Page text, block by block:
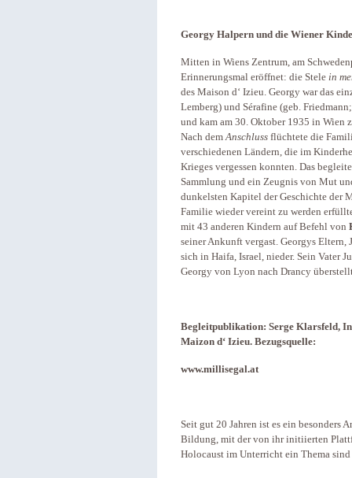
Georgy Halpern und die Wiener
Mitten in Wiens Zentrum, am
Erinnerungsmal eröffnet: die Stele in
des Maison d‘ Izieu. Georgy war das
Lemberg) und Sérafine (geb.
und kam am 30. Oktober 1935 in Wien
Nach demAnschluss flüchtete die
verschiedenen Ländern, die im
Krieges vergessen konnten. Das
Sammlung und ein Zeugnis von Mut
dunkelsten Kapitel der Geschichte der
Familie wieder vereint zu werden
mit 43 anderen Kindern auf Befehl von
seiner Ankunft vergast. Georgys
sich in Haifa, Israel, nieder. Sein Vater
Georgy von Lyon nach Drancy
Begleitpublikation: Serge Klarsfeld,
Maizon d‘ Izieu. Bezugsquelle:
www.millisegal.at
Seit gut 20 Jahren ist es ein besonders
Bildung, mit der von ihr initiierten
Holocaust im Unterricht ein Thema